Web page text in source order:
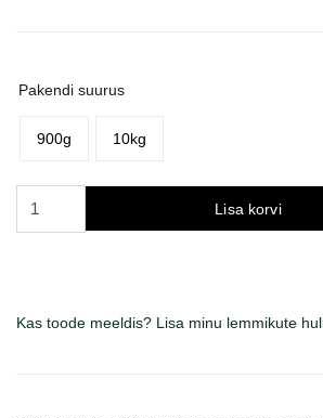
Pakendi suurus
900g 10kg
sausas
Lisa korvi
Kas toode meeldis? Lisa minu lemmikute